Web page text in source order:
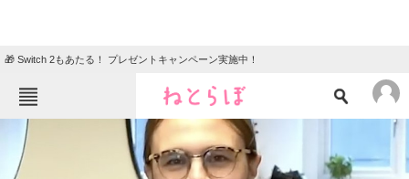
🎁 Switch 2もあたる！ プレゼントキャンペーン実施中！
ねとらぼメニュー
TOP ニュース